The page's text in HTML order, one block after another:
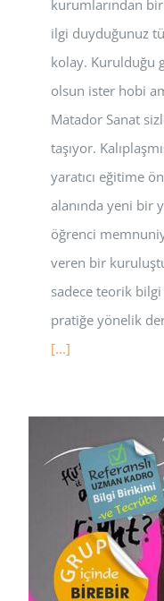
kurumlarından
ilgi duyduğunuz
kolay. Kurulduğu
olsun ister hobi
Matador Sanat
taşıyor.
yaratıcı eğitime
alanında yeni bir
öğrenci
veren bir
sadece teorik
pratiğe yönelik
[...]